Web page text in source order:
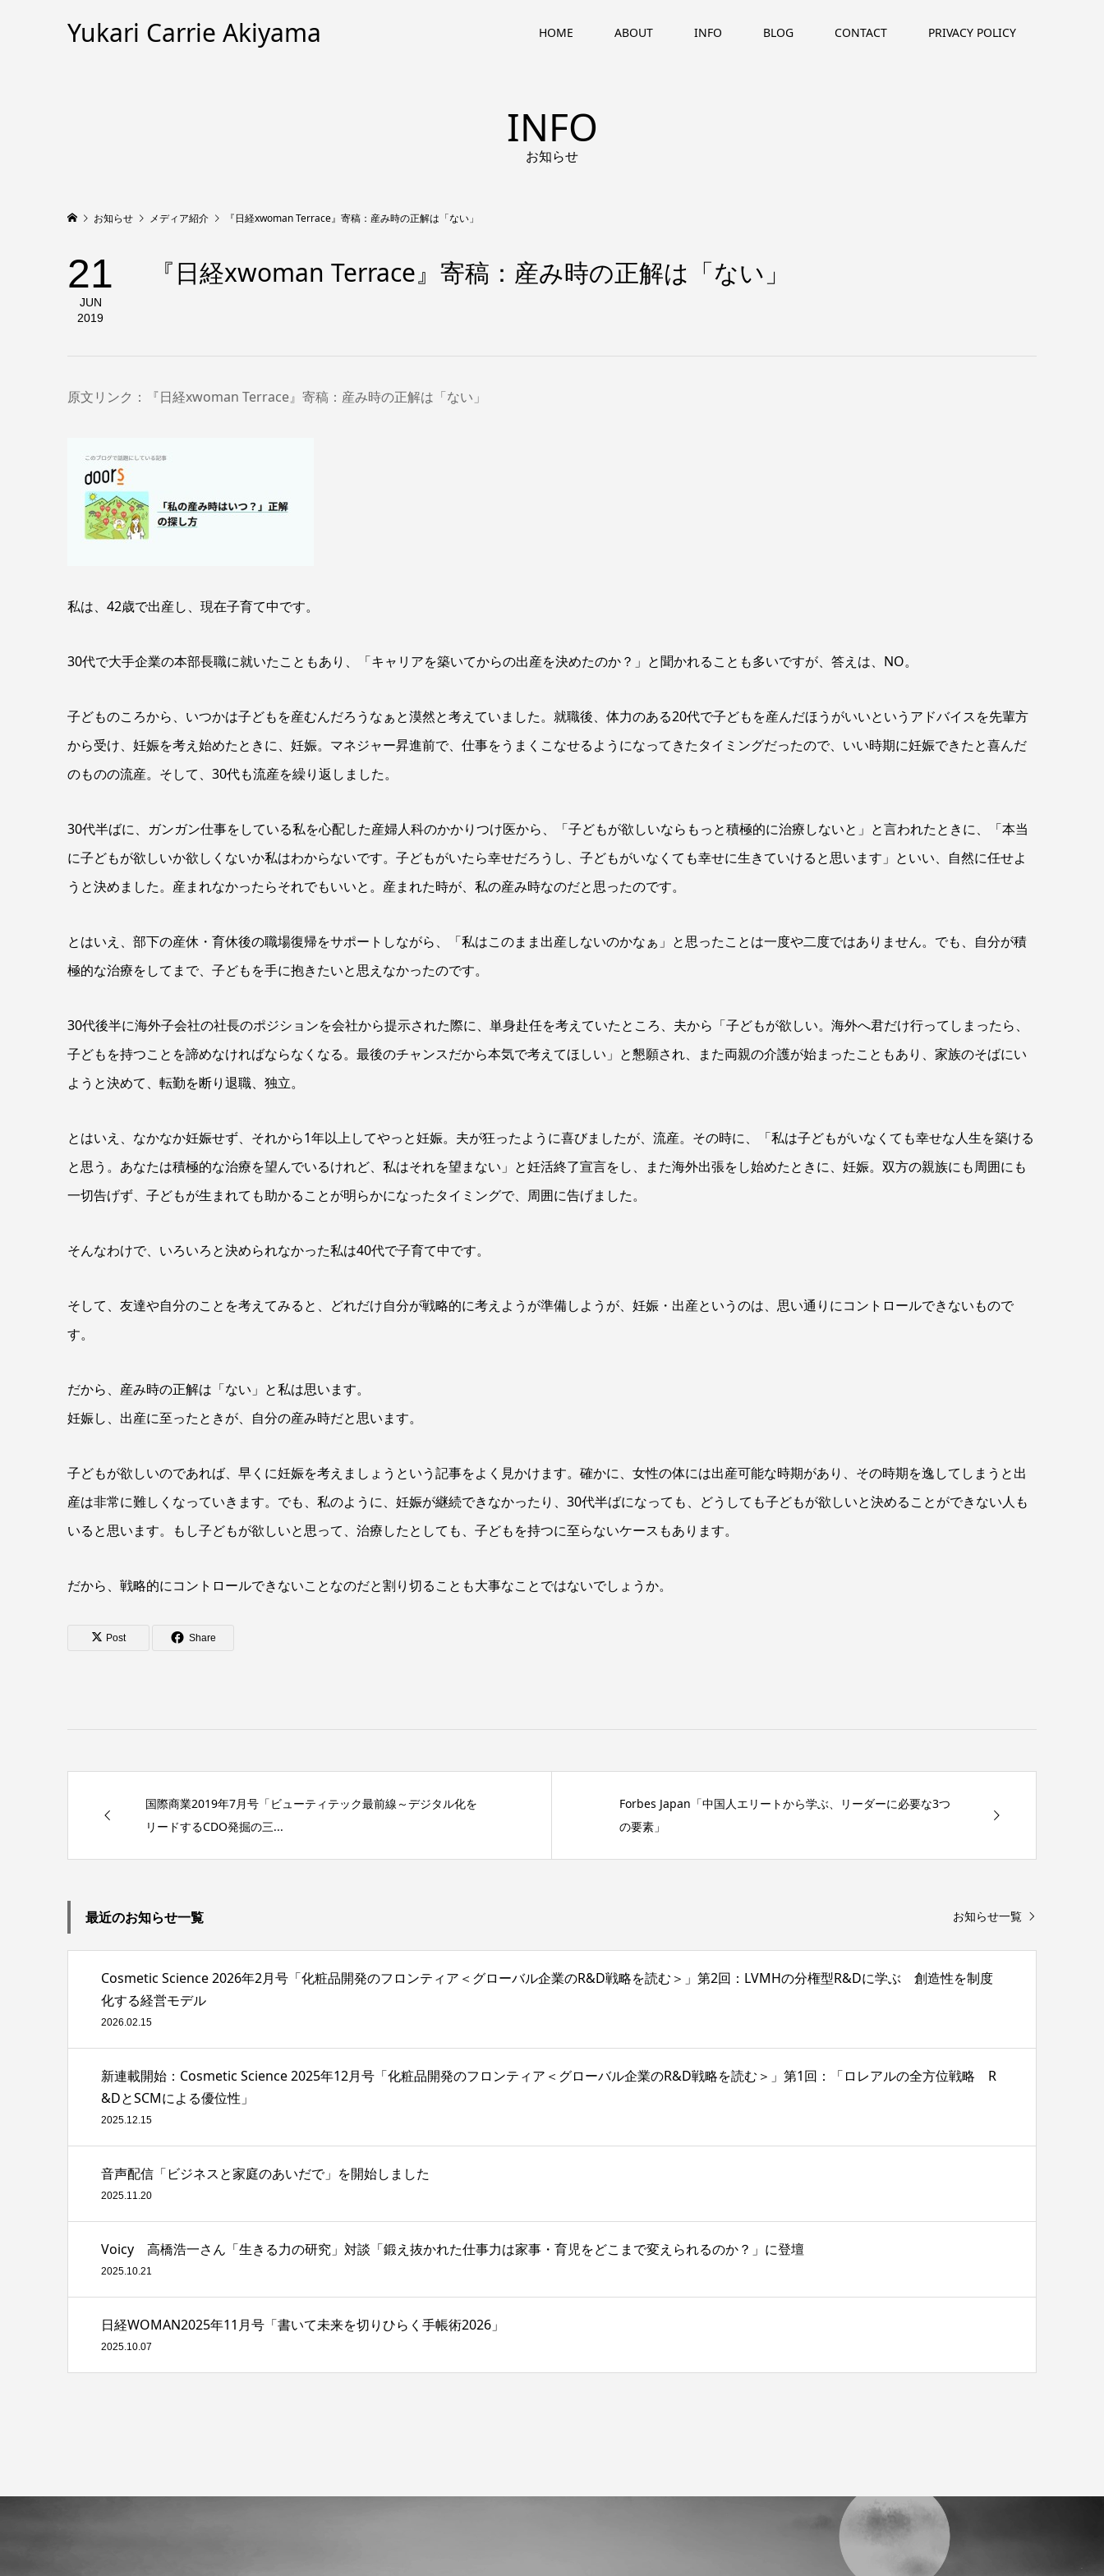
Yukari Carrie Akiyama HOME ABOUT INFO BLOG CONTACT PRIVACY POLICY
INFO
お知らせ
お知らせ メディア紹介 『日経xwoman Terrace』寄稿：産み時の正解は「ない」
21
JUN
2019
『日経xwoman Terrace』寄稿：産み時の正解は「ない」
原文リンク：『日経xwoman Terrace』寄稿：産み時の正解は「ない」
私は、42歳で出産し、現在子育て中です。
30代で大手企業の本部長職に就いたこともあり、「キャリアを築いてからの出産を決めたのか？」と聞かれることも多いですが、答えは、NO。
子どものころから、いつかは子どもを産むんだろうなぁと漠然と考えていました。就職後、体力のある20代で子どもを産んだほうがいいというアドバイスを先輩方
から受け、妊娠を考え始めたときに、妊娠。マネジャー昇進前で、仕事をうまくこなせるようになってきたタイミングだったので、いい時期に妊娠できたと喜んだ
のものの流産。そして、30代も流産を繰り返しました。
30代半ばに、ガンガン仕事をしている私を心配した産婦人科のかかりつけ医から、「子どもが欲しいならもっと積極的に治療しないと」と言われたときに、「本当
に子どもが欲しいか欲しくないか私はわからないです。子どもがいたら幸せだろうし、子どもがいなくても幸せに生きていけると思います」といい、自然に任せよ
うと決めました。産まれなかったらそれでもいいと。産まれた時が、私の産み時なのだと思ったのです。
とはいえ、部下の産休・育休後の職場復帰をサポートしながら、「私はこのまま出産しないのかなぁ」と思ったことは一度や二度ではありません。でも、自分が積
極的な治療をしてまで、子どもを手に抱きたいと思えなかったのです。
30代後半に海外子会社の社長のポジションを会社から提示された際に、単身赴任を考えていたところ、夫から「子どもが欲しい。海外へ君だけ行ってしまったら、
子どもを持つことを諦めなければならなくなる。最後のチャンスだから本気で考えてほしい」と懇願され、また両親の介護が始まったこともあり、家族のそばにい
ようと決めて、転勤を断り退職、独立。
とはいえ、なかなか妊娠せず、それから1年以上してやっと妊娠。夫が狂ったように喜びましたが、流産。その時に、「私は子どもがいなくても幸せな人生を築ける
と思う。あなたは積極的な治療を望んでいるけれど、私はそれを望まない」と妊活終了宣言をし、また海外出張をし始めたときに、妊娠。双方の親族にも周囲にも
一切告げず、子どもが生まれても助かることが明らかになったタイミングで、周囲に告げました。
そんなわけで、いろいろと決められなかった私は40代で子育て中です。
そして、友達や自分のことを考えてみると、どれだけ自分が戦略的に考えようが準備しようが、妊娠・出産というのは、思い通りにコントロールできないもので
す。
だから、産み時の正解は「ない」と私は思います。
妊娠し、出産に至ったときが、自分の産み時だと思います。
子どもが欲しいのであれば、早くに妊娠を考えましょうという記事をよく見かけます。確かに、女性の体には出産可能な時期があり、その時期を逸してしまうと出
産は非常に難しくなっていきます。でも、私のように、妊娠が継続できなかったり、30代半ばになっても、どうしても子どもが欲しいと決めることができない人も
いると思います。もし子どもが欲しいと思って、治療したとしても、子どもを持つに至らないケースもあります。
だから、戦略的にコントロールできないことなのだと割り切ることも大事なことではないでしょうか。
Post Share
国際商業2019年7月号「ビューティテック最前線～デジタル化を
リードするCDO発掘の三...
Forbes Japan「中国人エリートから学ぶ、リーダーに必要な3つ
の要素」
最近のお知らせ一覧 お知らせ一覧
Cosmetic Science 2026年2月号「化粧品開発のフロンティア＜グローバル企業のR&D戦略を読む＞」第2回：LVMHの分権型R&Dに学ぶ 創造性を制度
化する経営モデル
2026.02.15
新連載開始：Cosmetic Science 2025年12月号「化粧品開発のフロンティア＜グローバル企業のR&D戦略を読む＞」第1回：「ロレアルの全方位戦略 R
&DとSCMによる優位性」
2025.12.15
音声配信「ビジネスと家庭のあいだで」を開始しました
2025.11.20
Voicy 高橋浩一さん「生きる力の研究」対談「鍛え抜かれた仕事力は家事・育児をどこまで変えられるのか？」に登壇
2025.10.21
日経WOMAN2025年11月号「書いて未来を切りひらく手帳術2026」
2025.10.07